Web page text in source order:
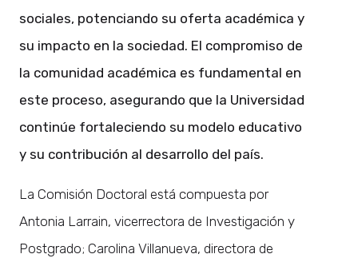
sociales, potenciando su oferta académica y
su impacto en la sociedad. El compromiso de
la comunidad académica es fundamental en
este proceso, asegurando que la Universidad
continúe fortaleciendo su modelo educativo
y su contribución al desarrollo del país.
La Comisión Doctoral está compuesta por
Antonia Larrain, vicerrectora de Investigación y
Postgrado; Carolina Villanueva, directora de